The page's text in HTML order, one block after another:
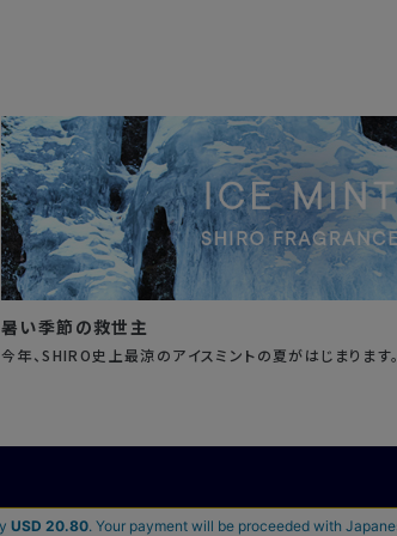
暑い季節の救世主
今年、SHIRO史上最涼のアイスミントの夏がはじまります。